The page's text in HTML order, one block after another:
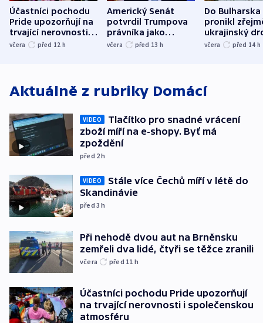
Účastníci pochodu
Pride upozorňují na
trvající nerovnosti i
společenskou
včera před 12 h
Americký Senát
potvrdil Trumpova
právníka jako
ministra
včera před 13 h
Do Bulharska
pronikl
ukrajinský
explodoval
včera před 14 h
Aktuálně z rubriky Domácí
VIDEO
Tlačítko pro snadné vrácení
zboží míří na e-shopy. Byť má
zpoždění
před 2h
VIDEO
Stále více Čechů míří v létě do
Skandinávie
před 3h
Při nehodě dvou aut na Brněnsku
zemřeli dva lidé, čtyři se těžce zranili
včera před 11 h
Účastníci pochodu Pride upozorňují
na trvající nerovnosti i společenskou
atmosféru